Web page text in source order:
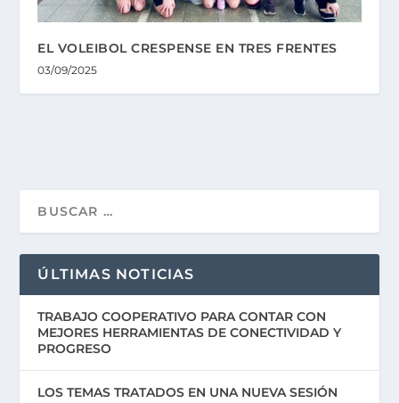
EL VOLEIBOL CRESPENSE EN TRES FRENTES
03/09/2025
ÚLTIMAS NOTICIAS
TRABAJO COOPERATIVO PARA CONTAR CON
MEJORES HERRAMIENTAS DE CONECTIVIDAD Y
PROGRESO
LOS TEMAS TRATADOS EN UNA NUEVA SESIÓN